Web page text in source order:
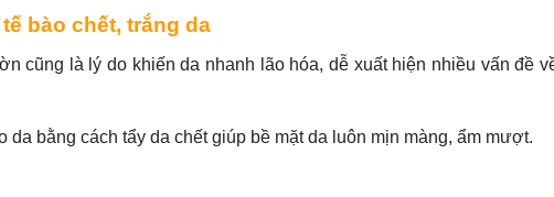
bào chết, trắng da
cũng là lý do khiến da nhanh lão hóa, dễ xuất hiện nhiều vấn đề
bằng cách tẩy da chết giúp bề mặt da luôn mịn màng, ẩm mượt.